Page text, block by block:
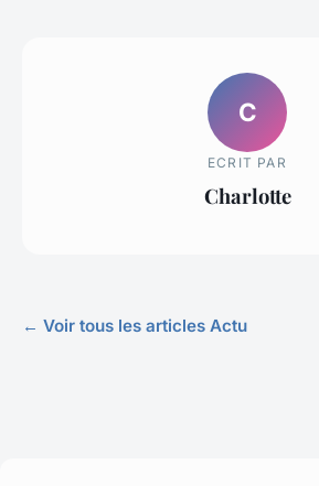
C
ECRIT PAR
Charlotte
← Voir tous les articles Actu